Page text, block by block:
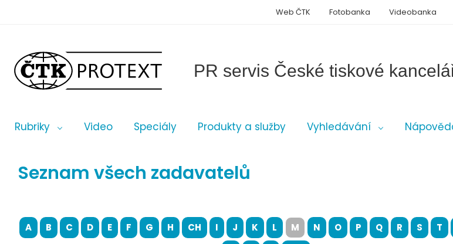
PR servis České tiskové
Rubriky Video Speciály Produkty a služby Vyhledávání
Web ČTK Fotobanka Videobanka
Seznam všech zadavatelů
A B C D E F G H CH I J K L M N O P Q R S T